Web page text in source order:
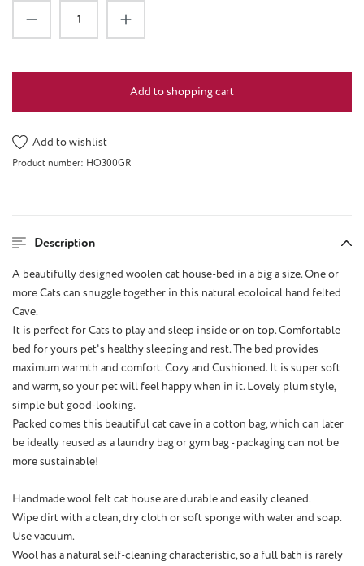
Product Quantity: Enter the desired amount
Add to shopping cart
Add to wishlist
Product number: HO300GR
Description
A beautifully designed woolen cat house-bed in a big a size. One or
more Cats can snuggle together in this natural ecoloical hand felted
Cave.
It is perfect for Cats to play and sleep inside or on top. Comfortable
bed for yours pet's healthy sleeping and rest. The bed provides
maximum warmth and comfort. Cozy and Cushioned. It is super soft
and warm, so your pet will feel happy when in it. Lovely plum style,
simple but good-looking.
Packed comes this beautiful cat cave in a cotton bag, which can later
be ideally reused as a laundry bag or gym bag - packaging can not be
more sustainable!
Handmade wool felt cat house are durable and easily cleaned.
Wipe dirt with a clean, dry cloth or soft sponge with water and soap.
Use vacuum.
Wool has a natural self-cleaning characteristic, so a full bath is rarely